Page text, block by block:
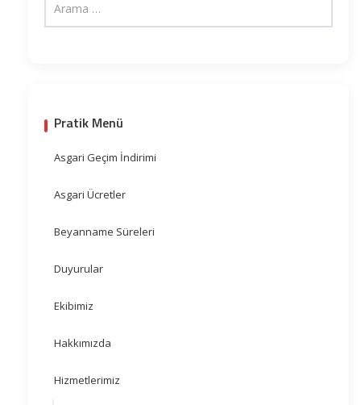
Pratik Menü
Asgari Geçim İndirimi
Asgari Ücretler
Beyanname Süreleri
Duyurular
Ekibimiz
Hakkımızda
Hizmetlerimiz